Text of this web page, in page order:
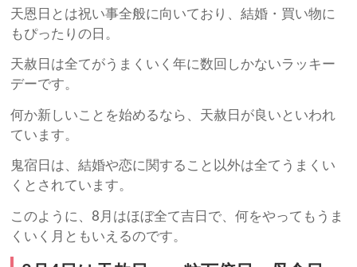
天恩日とは祝い事全般に向いており、結婚・買い物に
もぴったりの日。
天赦日は全てがうまくいく年に数回しかないラッキー
デーです。
何か新しいことを始めるなら、天赦日が良いといわれ
ています。
鬼宿日は、結婚や恋に関すること以外は全てうまくい
くとされています。
このように、8月はほぼ全て吉日で、何をやってもうま
くいく月ともいえるのです。